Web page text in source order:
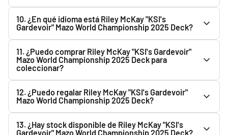
2025 Deck es ideal tanto para coleccionistas como para
aficionados. Consulta la descripción del producto para
conocer sus características y contenido.
10. ¿En qué idioma está Riley McKay "KSI's
Gardevoir" Mazo World Championship 2025 Deck?
Championship 2025 Deck aparece indicado en la
descripción del producto. Te recomendamos comprobarlo
antes de realizar tu pedido.
11. ¿Puedo comprar Riley McKay "KSI's Gardevoir"
Mazo World Championship 2025 Deck para
coleccionar?
2025 Deck es una buena opción para coleccionistas. Si
quieres conservarlo en buen estado, recomendamos
protegerlo de la humedad, el calor y la luz solar directa.
12. ¿Puedo regalar Riley McKay "KSI's Gardevoir"
Mazo World Championship 2025 Deck?
2025 Deck puede ser una buena opción de regalo para
13. ¿Hay stock disponible de Riley McKay "KSI's
Gardevoir" Mazo World Championship 2025 Deck?